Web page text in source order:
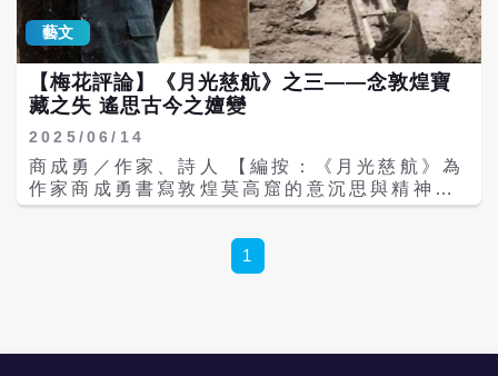
藝文
【梅花評論】《月光慈航》之三——念敦煌寶
藏之失 遙思古今之嬗變
2025/06/14
商成勇／作家、詩人 【編按：《月光慈航》為
作家商成勇書寫敦煌莫高窟的意沉思與精神追
尋之作。作者以行旅者視角，穿越沙州月夜，
光輝，進而追溯歷代文明與民族記憶，從歷史
征戰到佛教信仰，從壁畫彩塑到人類理想，交
1